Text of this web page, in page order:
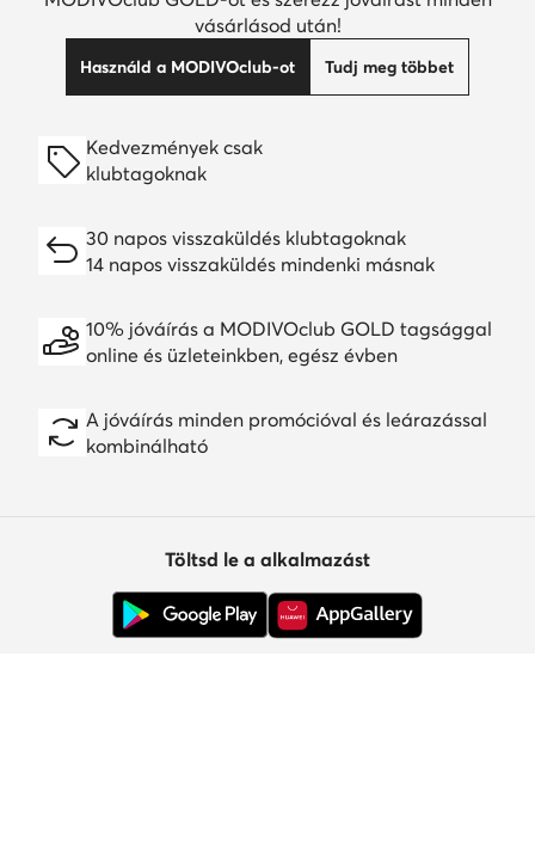
vásárlásod után!
Használd a MODIVOclub-ot Tudj meg többet
Kedvezmények csak
klubtagoknak
30 napos visszaküldés klubtagoknak
14 napos visszaküldés mindenki másnak
10% jóváírás a MODIVOclub GOLD tagsággal
online és üzleteinkben, egész évben
A jóváírás minden promócióval és leárazással
kombinálható
Töltsd le a alkalmazást